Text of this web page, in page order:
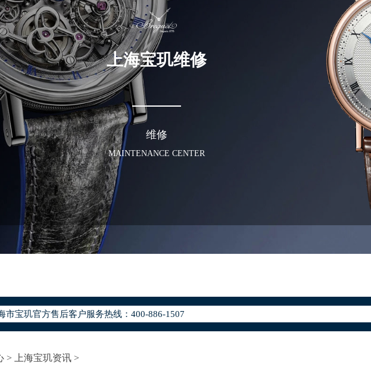
上海宝玑维修
维修
MAINTENANCE CENTER
上海市售后服务网络优化升级公告
市宝玑官方售后客户服务热线：400-886-1507
京东路299号宏伊国际广场写字楼8层806室（需提前预约）
> 上海宝玑资讯 >